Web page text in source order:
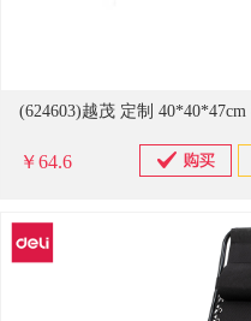
￥64.6